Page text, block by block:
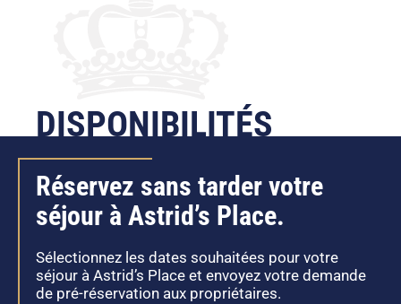
DISPONIBILITÉS
Réservez sans tarder votre
séjour à Astrid’s Place.
Sélectionnez les dates souhaitées pour votre
séjour à Astrid’s Place et envoyez votre demande
de pré-réservation aux propriétaires.